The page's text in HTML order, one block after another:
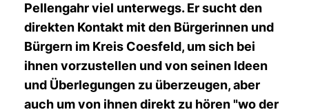
Pellengahr viel unterwegs. Er sucht den
direkten Kontakt mit den Bürgerinnen und
Bürgern im Kreis Coesfeld, um sich bei
ihnen vorzustellen und von seinen Ideen
und Überlegungen zu überzeugen, aber
auch um von ihnen direkt zu hören "wo der